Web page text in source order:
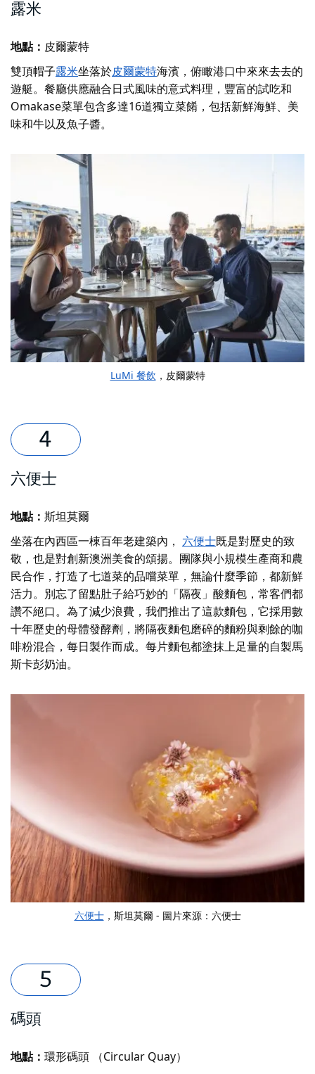
露米
地點： 皮爾蒙特
雙頂帽子露米坐落於皮爾蒙特海濱 ，俯瞰港口中來來去去的
遊艇。餐廳供應融合日式風味的意式料理，豐富的試吃和
Omakase菜單包含多達16道獨立菜餚，包括新鮮海鮮、美
味和牛以及魚子醬。
LuMi 餐飲 ，皮爾蒙特
六便士
地點： 斯坦莫爾
坐落在內西區一棟百年老建築內， 六便士既是對歷史的致
敬，也是對創新澳洲美食的頌揚。團隊與小規模生產商和農
民合作，打造了七道菜的品嚐菜單，無論什麼季節，都新鮮
活力。別忘了留點肚子給巧妙的「隔夜」酸麵包，常客們都
讚不絕口。為了減少浪費，我們推出了這款麵包，它採用數
十年歷史的母體發酵劑，將隔夜麵包磨碎的麵粉與剩餘的咖
啡粉混合，每日製作而成。每片麵包都塗抹上足量的自製馬
斯卡彭奶油。
六便士，斯坦莫爾 - 圖片來源：六便士
碼頭
地點： 環形碼頭 （Circular Quay）